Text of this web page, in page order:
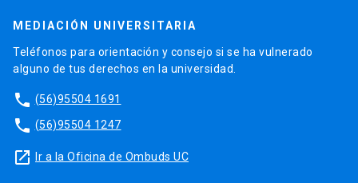
MEDIACIÓN UNIVERSITARIA
Teléfonos para orientación y consejo si se ha vulnerado
alguno de tus derechos en la universidad.
phone (56)95504 1691
phone (56)95504 1247
launch Ir a la Oficina de Ombuds UC